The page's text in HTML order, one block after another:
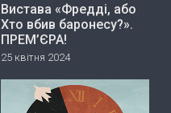
Вистава «Фредді, або
Хто вбив баронесу?».
ПРЕМ’ЄРА!
25 квітня 2024